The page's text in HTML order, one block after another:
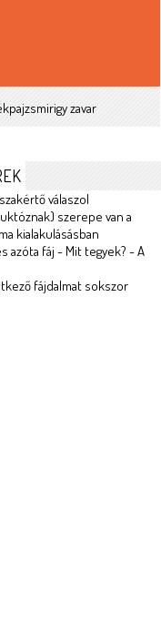
zavar
válaszol
szerepe van a
kialakulásásban
azóta fáj - Mit tegyek? - A
fájdalmat sokszor